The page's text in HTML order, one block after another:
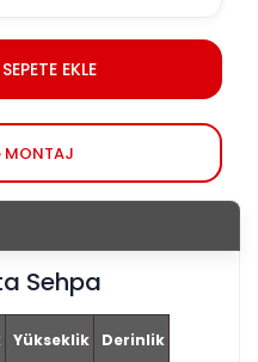
SEPETE EKLE
MONTAJ
Sehpa
Yükseklik Derinlik